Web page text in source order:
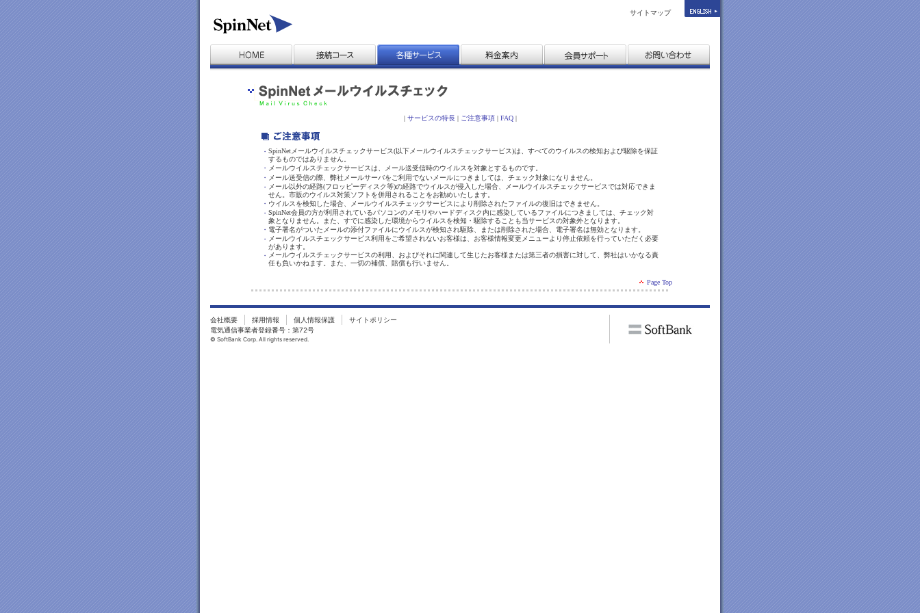
サイトマップ
| サービスの特長| ご注意事項| FAQ|
・ SpinNetメールウイルスチェックサービス(以下メールウイルスチェックサービス)は、すべてのウイルスの検知および駆除を保証
するものではありません。
・
メールウイルスチェックサービスは、メール送受信時のウイルスを対象とするものです。
・
メール送受信の際、弊社メールサーバをご利用でないメールにつきましては、チェック対象になりません。
・
メール以外の経路(フロッピーディスク等)の経路でウイルスが侵入した場合、メールウイルスチェックサービスでは対応できま
せん。市販のウイルス対策ソフトを併用されることをお勧めいたします。
・ ウイルスを検知した場合、メールウイルスチェックサービスにより削除されたファイルの復旧はできません。
・ SpinNet会員の方が利用されているパソコンのメモリやハードディスク内に感染しているファイルにつきましては、チェック対
象となりません。また、すでに感染した環境からウイルスを検知・駆除することも当サービスの対象外となります。
・ 電子署名がついたメールの添付ファイルにウイルスが検知され駆除、または削除された場合、電子署名は無効となります。
・
メールウイルスチェックサービス利用をご希望されないお客様は、お客様情報変更メニューより停止依頼を行っていただく必要
があります。
・
メールウイルスチェックサービスの利用、およびそれに関連して生じたお客様または第三者の損害に対して、弊社はいかなる責
任も負いかねます。また、一切の補償、賠償も行いません。
Page Top
会社概要 採用情報 個人情報保護
サイトポリシー
電気通信事業者登録番号：第72号
© SoftBank Corp. All rights reserved.